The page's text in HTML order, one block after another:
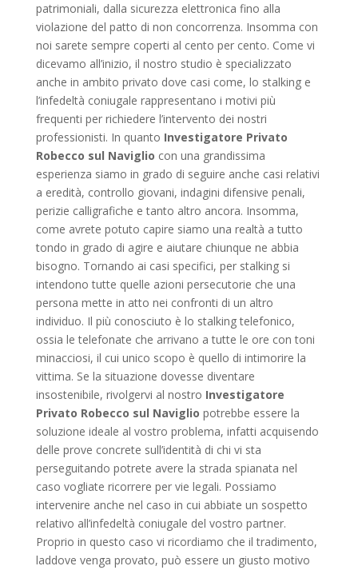
patrimoniali, dalla sicurezza elettronica fino alla
violazione del patto di non concorrenza. Insomma con
noi sarete sempre coperti al cento per cento. Come vi
dicevamo all’inizio, il nostro studio è specializzato
anche in ambito privato dove casi come, lo stalking e
l’infedeltà coniugale rappresentano i motivi più
frequenti per richiedere l’intervento dei nostri
professionisti. In quanto Investigatore Privato
Robecco sul Naviglio con una grandissima
esperienza siamo in grado di seguire anche casi relativi
a eredità, controllo giovani, indagini difensive penali,
perizie calligrafiche e tanto altro ancora. Insomma,
come avrete potuto capire siamo una realtà a tutto
tondo in grado di agire e aiutare chiunque ne abbia
bisogno. Tornando ai casi specifici, per stalking si
intendono tutte quelle azioni persecutorie che una
persona mette in atto nei confronti di un altro
individuo. Il più conosciuto è lo stalking telefonico,
ossia le telefonate che arrivano a tutte le ore con toni
minacciosi, il cui unico scopo è quello di intimorire la
vittima. Se la situazione dovesse diventare
insostenibile, rivolgervi al nostro Investigatore
Privato Robecco sul Naviglio potrebbe essere la
soluzione ideale al vostro problema, infatti acquisendo
delle prove concrete sull’identità di chi vi sta
perseguitando potrete avere la strada spianata nel
caso vogliate ricorrere per vie legali. Possiamo
intervenire anche nel caso in cui abbiate un sospetto
relativo all’infedeltà coniugale del vostro partner.
Proprio in questo caso vi ricordiamo che il tradimento,
laddove venga provato, può essere un giusto motivo